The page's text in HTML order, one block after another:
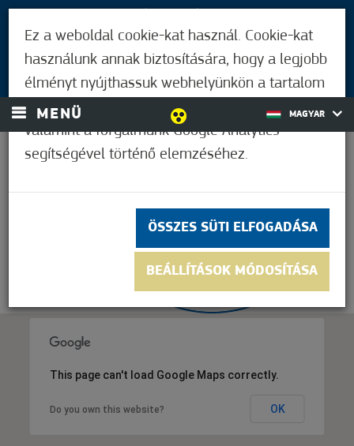
BEJELENTKEZÉS
MENÜ MAGYAR
This page can't load Google Maps correctly.
Do you own this website? OK
Ez a weboldal cookie-kat használ. Cookie-kat
használunk annak biztosítására, hogy a legjobb
élményt nyújthassuk webhelyünkön a tartalom
és a hirdetések személyre szabásához,
valamint a forgalmunk Google Analytics
segítségével történő elemzéséhez.
ÖSSZES SÜTI ELFOGADÁSA
BEÁLLÍTÁSOK MÓDOSÍTÁSA